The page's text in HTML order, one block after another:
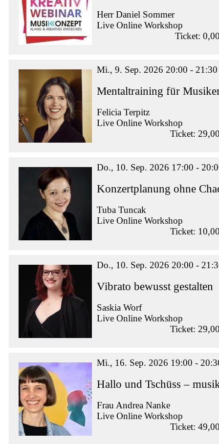
Herr Daniel Sommer
Live Online Workshop
Ticket:
Mi., 9. Sep. 2026 20:00 - 21:30
Mentaltraining für
Felicia Terpitz
Live Online Workshop
Ticket:
Do., 10. Sep. 2026 17:00 -
Konzertplanung ohne
Tuba Tuncak
Live Online Workshop
Ticket:
Do., 10. Sep. 2026 20:00 -
Vibrato bewusst gestalten
Saskia Worf
Live Online Workshop
Ticket:
Mi., 16. Sep. 2026 19:00 -
Hallo und Tschüss –
Frau Andrea Nanke
Live Online Workshop
Ticket: